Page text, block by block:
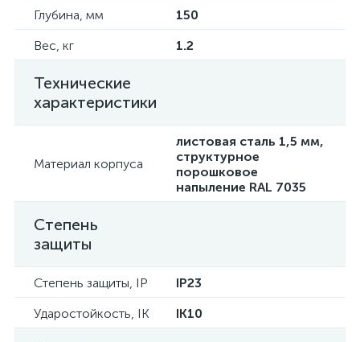
Глубина, мм
150
Вес, кг
1.2
Технические
характеристики
Материал корпуса
листовая сталь 1,5 мм,
структурное
порошковое
напыление RAL 7035
Степень
защиты
Степень защиты, IP
IP23
Ударостойкость, IK
IK10